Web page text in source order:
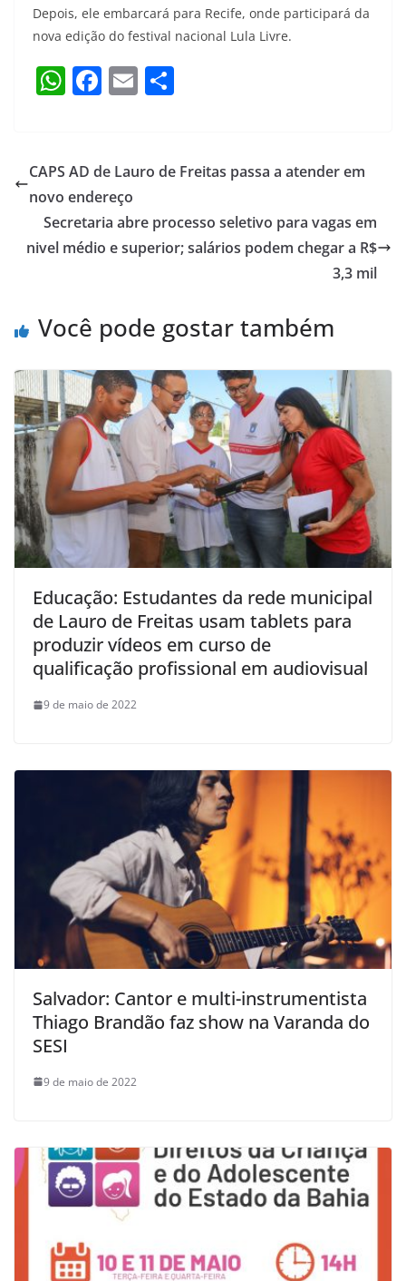
Depois, ele embarcará para Recife, onde participará da
nova edição do festival nacional Lula Livre.
W
s
A
p
p
F
e
b
o
o
E
l e
CAPS AD de Lauro de Freitas passa a atender em
novo endereço
Secretaria abre processo seletivo para vagas em
nivel médio e superior; salários podem chegar a R$
3,3 mil
Você pode gostar também
Educação: Estudantes da rede municipal
de Lauro de Freitas usam tablets para
produzir vídeos em curso de
qualificação profissional em audiovisual
9 de maio de 2022
Salvador: Cantor e multi-instrumentista
Thiago Brandão faz show na Varanda do
SESI
9 de maio de 2022